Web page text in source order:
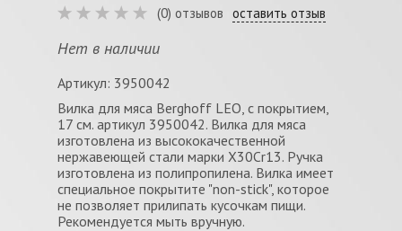
(0) отзывов оставить отзыв
Нет в наличии
Артикул: 3950042
Вилка для мяса Berghoff LEO, с покрытием,
17 см. артикул 3950042. Вилка для мяса
изготовлена из высококачественной
нержавеющей стали марки Х30Cr13. Ручка
изготовлена из полипропилена. Вилка имеет
специальное покрытите "non-stick", которое
не позволяет прилипать кусочкам пищи.
Рекомендуется мыть вручную.